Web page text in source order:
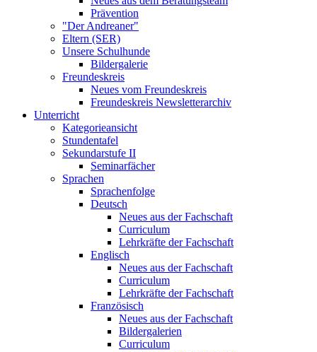
Prävention
"Der Andreaner"
Eltern (SER)
Unsere Schulhunde
Bildergalerie
Freundeskreis
Neues vom Freundeskreis
Freundeskreis Newsletterarchiv
Unterricht
Kategorieansicht
Stundentafel
Sekundarstufe II
Seminarfächer
Sprachen
Sprachenfolge
Deutsch
Neues aus der Fachschaft
Curriculum
Lehrkräfte der Fachschaft
Englisch
Neues aus der Fachschaft
Curriculum
Lehrkräfte der Fachschaft
Französisch
Neues aus der Fachschaft
Bildergalerien
Curriculum